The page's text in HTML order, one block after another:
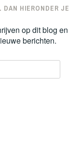
HIERONDER JE
op dit blog en
berichten.